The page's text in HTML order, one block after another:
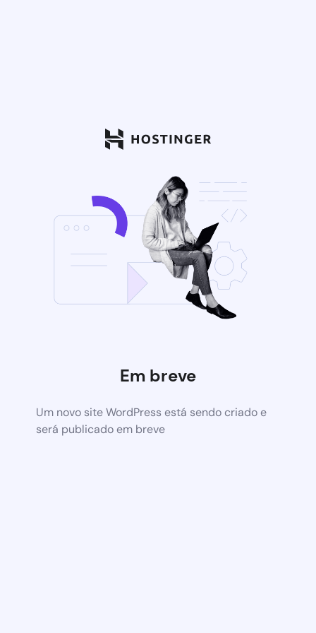
Em breve
Um novo site WordPress está sendo criado e
será publicado em breve